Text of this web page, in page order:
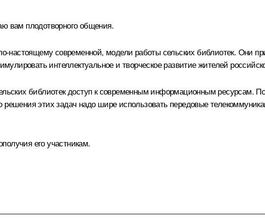
вам плодотворного общения.
современной, модели работы сельских библиотек. Они
интеллектуальное и творческое развитие жителей
библиотек доступ к современным информационным ресурсам.
этих задач надо шире использовать передовые
его участникам.